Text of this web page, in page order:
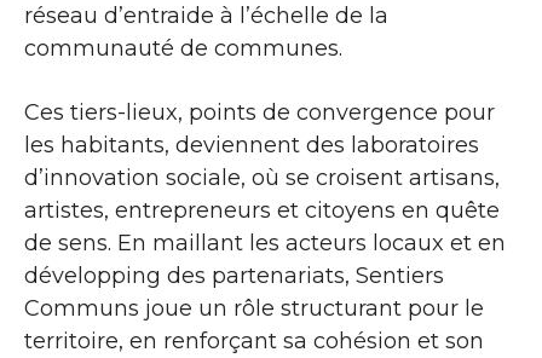
réseau d’entraide à l’échelle de la
communauté de communes.
Ces tiers-lieux, points de convergence pour
les habitants, deviennent des laboratoires
d’innovation sociale, où se croisent artisans,
artistes, entrepreneurs et citoyens en quête
de sens. En maillant les acteurs locaux et en
développing des partenariats, Sentiers
Communs joue un rôle structurant pour le
territoire, en renforçant sa cohésion et son